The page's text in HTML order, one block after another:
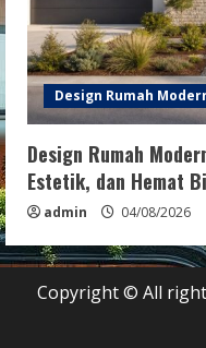
Design Rumah
Design Rumah
Estetik, dan Hemat
admin 04/08/2026
Copyright © All